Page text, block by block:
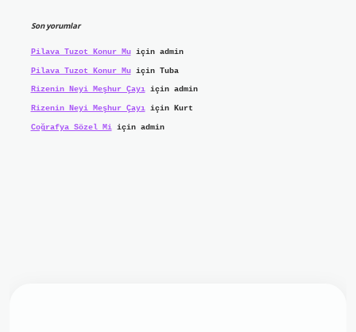
Son yorumlar
Pilava Tuzot Konur Muiçin admin
Pilava Tuzot Konur Muiçin Tuba
Rizenin Neyi Meşhur Çayıiçin admin
Rizenin Neyi Meşhur Çayıiçin Kurt
Coğrafya Sözel Miiçin admin